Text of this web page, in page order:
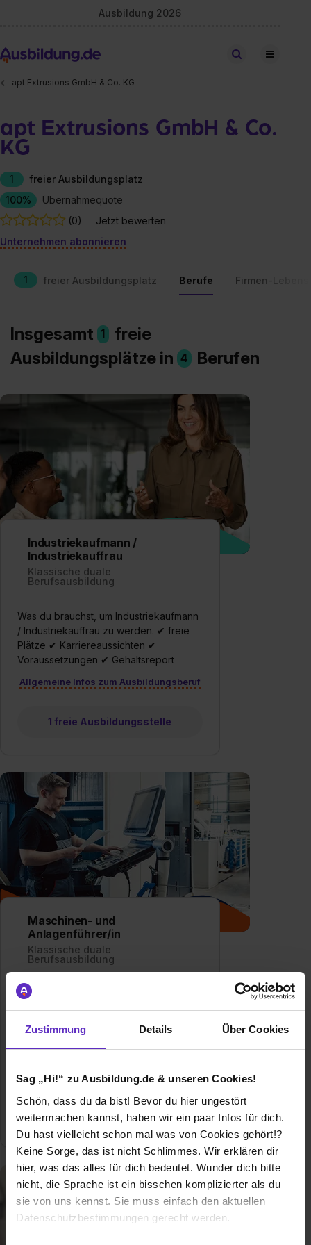
Zustimmung Details Über Cookies
Sag „Hi!“ zu Ausbildung.de & unseren Cookies!
Schön, dass du da bist! Bevor du hier ungestört
weitermachen kannst, haben wir ein paar Infos für dich.
Du hast vielleicht schon mal was von Cookies gehört!?
Keine Sorge, das ist nicht Schlimmes. Wir erklären dir
hier, was das alles für dich bedeutet. Wunder dich bitte
nicht, die Sprache ist ein bisschen komplizierter als du
sie von uns kennst. Sie muss einfach den aktuellen
Datenschutzbestimmungen gerecht werden.
Ausbildung 2026
Stellen finden
apt Extrusions GmbH & Co. KG
apt Extrusions GmbH & Co.
KG
1
freier Ausbildungsplatz
100%
Übernahmequote
(0)
Jetzt bewerten
Unternehmen abonnieren
1 freier Ausbildungsplatz Berufe Firmen-
Insgesamt 1
freie
Ausbildungsplätze in 4 Berufen
Industriekaufmann /
Industriekauffrau
Klassische duale
Berufsausbildung
Was du brauchst, um Industriekaufmann
/ Industriekauffrau zu werden. ✔ freie
Plätze ✔ Karriereaussichten ✔
Voraussetzungen ✔ Gehaltsreport
Allgemeine Infos zum Ausbildungsberuf
1 freie Ausbildungsstelle
Maschinen- und
Anlagenführer/in
Klassische duale
Berufsausbildung
Ausbildung zum Maschinen- und
Anlagenführer – Finde hier freie
Ausbildungsplätze und
Erfahrungsberichte für den Beruf als
Maschinen- und Anlagenführerin
Allgemeine Infos zum Ausbildungsberuf
0 freie Ausbildungsstellen